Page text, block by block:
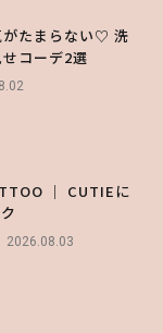
がたまらない♡ 洗
コーデ2選
｜ CUTIEに
2026.08.03
＆素顔に迫る♡ 一
web独占】
マンティックトラ
新作コーデ4選
2026.07.10
ローと初コラボ♡
＆限定グッズを総
「バティスト」
グ3選